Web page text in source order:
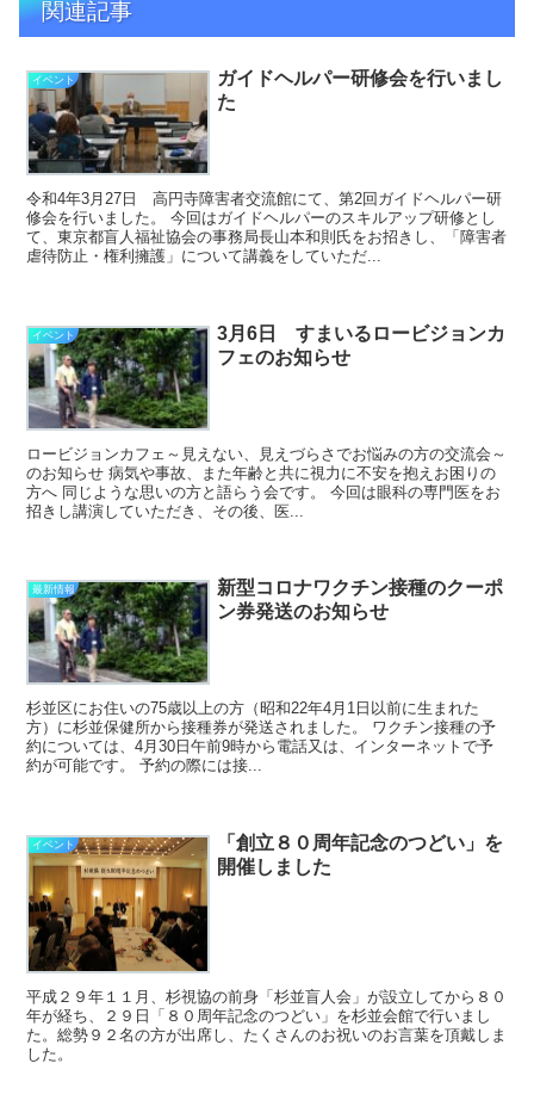
関連記事
イベント
ガイドヘルパー研修会を行いまし
た
令和4年3月27日 高円寺障害者交流館にて、第2回ガイドヘルパー研
修会を行いました。 今回はガイドヘルパーのスキルアップ研修とし
て、東京都盲人福祉協会の事務局長山本和則氏をお招きし、「障害者
虐待防止・権利擁護」について講義をしていただ...
イベント
3月6日 すまいるロービジョンカ
フェのお知らせ
ロービジョンカフェ～見えない、見えづらさでお悩みの方の交流会～
のお知らせ 病気や事故、また年齢と共に視力に不安を抱えお困りの
方へ 同じような思いの方と語らう会です。 今回は眼科の専門医をお
招きし講演していただき、その後、医...
最新情報
新型コロナワクチン接種のクーポ
ン券発送のお知らせ
杉並区にお住いの75歳以上の方（昭和22年4月1日以前に生まれた
方）に杉並保健所から接種券が発送されました。 ワクチン接種の予
約については、4月30日午前9時から電話又は、インターネットで予
約が可能です。 予約の際には接...
イベント
「創立８０周年記念のつどい」を
開催しました
平成２９年１１月、杉視協の前身「杉並盲人会」が設立してから８０
年が経ち、２９日「８０周年記念のつどい」を杉並会館で行いまし
た。総勢９２名の方が出席し、たくさんのお祝いのお言葉を頂戴しま
した。